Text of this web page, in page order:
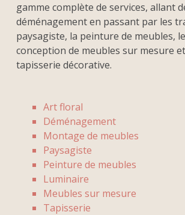
gamme complète de services, allant
déménagement en passant par les
paysagiste, la peinture de meubles,
conception de meubles sur mesure
tapisserie décorative.
Art floral
Déménagement
Montage de meubles
Paysagiste
Peinture de meubles
Luminaire
Meubles sur mesure
Tapisserie